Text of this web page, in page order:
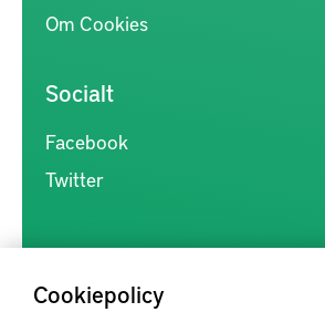
Cookiepolicy
Om Cookies
Socialt
Facebook
Twitter